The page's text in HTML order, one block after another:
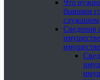
Что нужно
бывшим
служащим
Сведения
имуществе